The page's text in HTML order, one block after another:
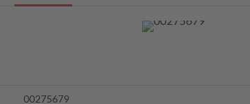
00275679